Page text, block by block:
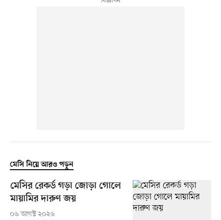
মেসি নিয়ে আরও পড়ুন
মেসির রেকর্ড গড়া জোড়া গোলে
মায়ামির দারুণ জয়
০৬ আগস্ট ২০২৬